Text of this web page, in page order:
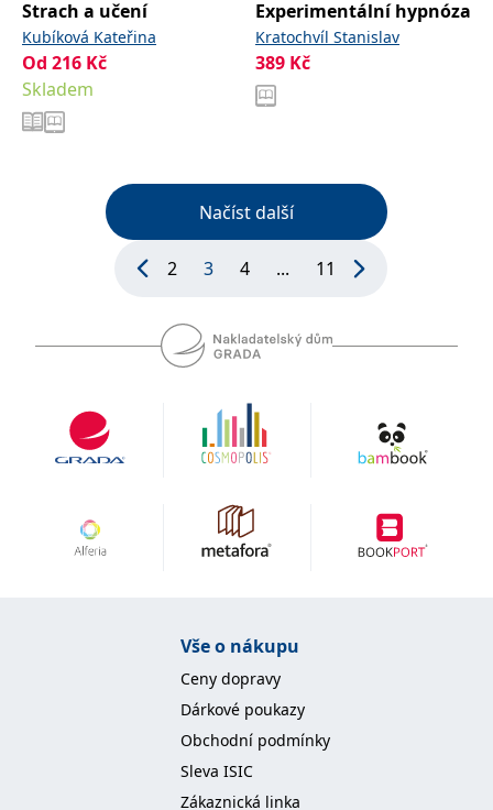
Strach a učení
Kubíková Kateřina
Od 216 Kč
Skladem
Experimentální hypnóza
Kratochvíl Stanislav
389 Kč
Načíst další
2 3 4 ... 11
Vše o nákupu
Ceny dopravy
Dárkové poukazy
Obchodní podmínky
Sleva ISIC
Zákaznická linka